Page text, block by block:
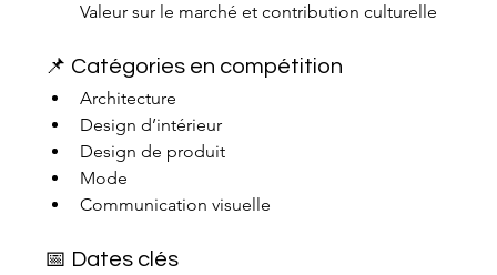
Valeur sur le marché et contribution culturelle
📌 Catégories en compétition
Architecture
Design d’intérieur
Design de produit
Mode
Communication visuelle
📅 Dates clés